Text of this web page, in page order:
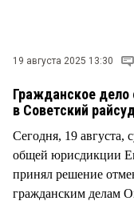
19 августа 2025 13:30
Гражданское дело
в Советский
Сегодня, 19 августа,
общей юрисдикции
принял решение
гражданским делам